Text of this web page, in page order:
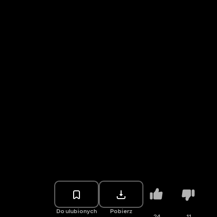
Do ulubionych Pobierz